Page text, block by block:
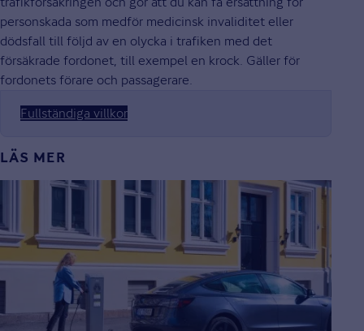
personskada som medför medicinsk invaliditet eller
dödsfall till följd av en olycka i trafiken med det
försäkrade fordonet, till exempel en krock. Gäller för
fordonets förare och passagerare.
Fullständiga villkor
LÄS MER